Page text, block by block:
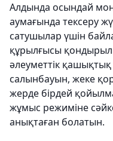
Алдында осындай
аумағында тексеру
сатушылар үшін
құрылғысы
әлеуметтік қашықтық
салынбауын, жеке
жерде бірдей
жұмыс режиміне
анықтаған болатын.